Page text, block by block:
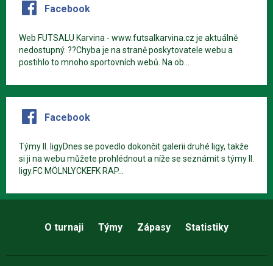
Facebook
Web FUTSALU Karvina - www.futsalkarvina.cz je aktuálně
nedostupný. ??Chyba je na straně poskytovatele webu a
postihlo to mnoho sportovních webů. Na ob...
Facebook
Týmy II. ligyDnes se povedlo dokončit galerii druhé ligy, takže
si ji na webu můžete prohlédnout a níže se seznámit s týmy II.
ligy.FC MÖLNLYCKEFK RAP...
O turnaji Týmy Zápasy Statistiky